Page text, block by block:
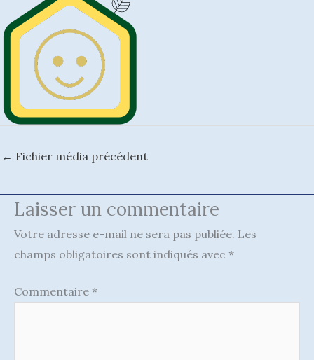
← Fichier média précédent
Laisser un commentaire
Votre adresse e-mail ne sera pas publiée. Les
champs obligatoires sont indiqués avec *
Commentaire *